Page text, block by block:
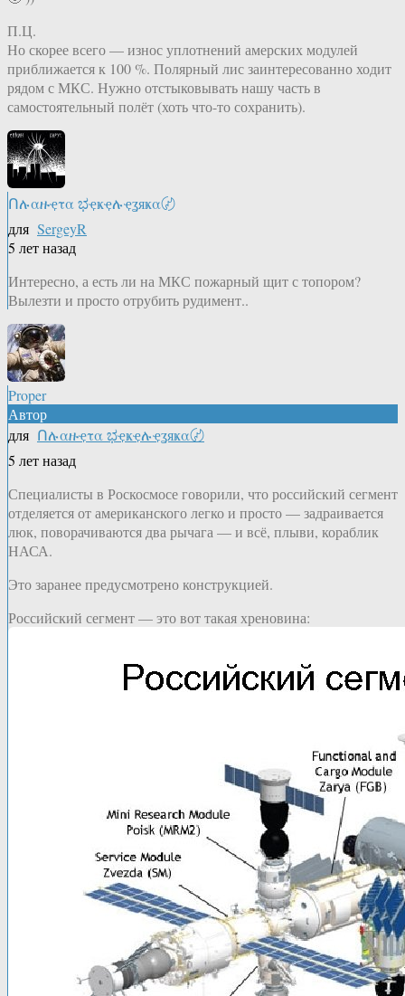
П.Ц.
Но скорее всего — износ уплотнений амерских модулей
приближается к 100 %. Полярный лис заинтересованно ходит
рядом с МКС. Нужно отстыковывать нашу часть в
самостоятельный полёт (хоть что-то сохранить).
Ոሉαዙҿτα ಭҿҝҿሉҿʓяҝα〄
для SergeyR
5 лет назад
Интересно, а есть ли на МКС пожарный щит с топором?
Вылезти и просто отрубить рудимент..
Proper
Автор
для Ոሉαዙҿτα ಭҿҝҿሉҿʓяҝα〄
5 лет назад
Специалисты в Роскосмосе говорили, что российский сегмент
отделяется от американского легко и просто — задраивается
люк, поворачиваются два рычага — и всё, плыви, кораблик
НАСА.
Это заранее предусмотрено конструкцией.
Российский сегмент — это вот такая хреновина: